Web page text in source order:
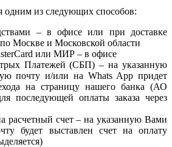
одним из следующих способов:
– в офисе или при доставке
Москве и Московской области
или МИР – в офисе
Платежей (СБП) – на указанную
почту и/или на Whats App придет
на страницу нашего банка (АО
последующей оплаты заказа через
расчетный счет – на указанную Вами
будет выставлен счет на оплату